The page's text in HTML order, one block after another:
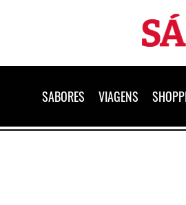
Sábado
SABORES VIAGENS